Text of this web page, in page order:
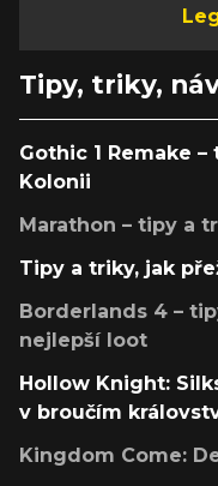
Tipy, triky,
Gothic 1 Remake
Kolonii
Marathon – tipy a
Tipy a triky, jak
Borderlands 4 –
nejlepší loot
Hollow Knight:
v broučím
Kingdom Come: